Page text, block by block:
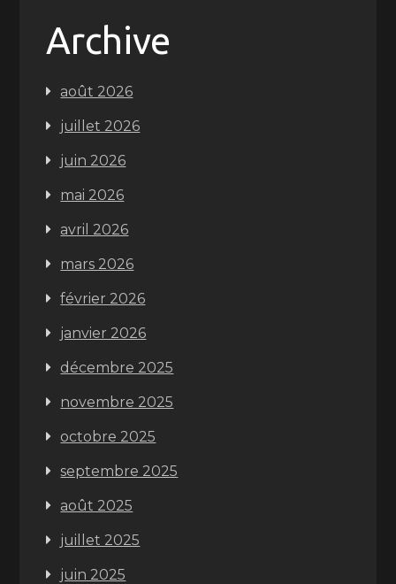
Archive
août 2026
juillet 2026
juin 2026
mai 2026
avril 2026
mars 2026
février 2026
janvier 2026
décembre 2025
novembre 2025
octobre 2025
septembre 2025
août 2025
juillet 2025
juin 2025